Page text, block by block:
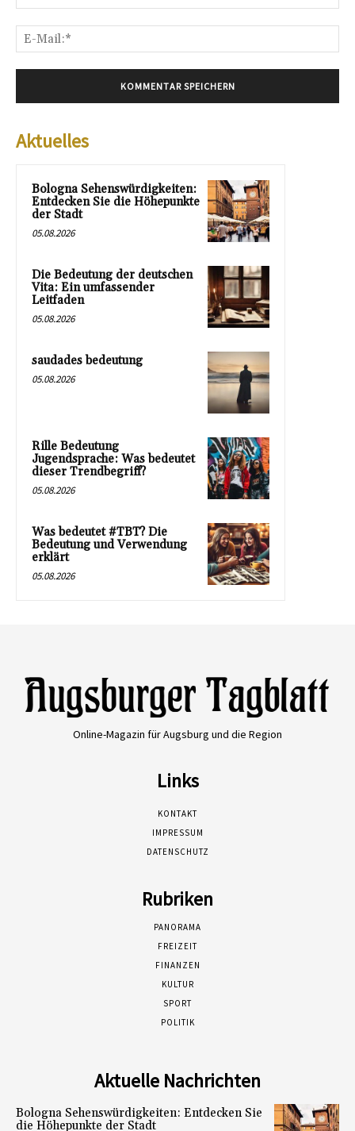
Aktuelles
Bologna Sehenswürdigkeiten:
Entdecken Sie die Höhepunkte
der Stadt
05.08.2026
Die Bedeutung der deutschen
Vita: Ein umfassender
Leitfaden
05.08.2026
saudades bedeutung
05.08.2026
Rille Bedeutung
Jugendsprache: Was bedeutet
dieser Trendbegriff?
05.08.2026
Was bedeutet #TBT? Die
Bedeutung und Verwendung
erklärt
05.08.2026
Online-Magazin für Augsburg und die Region
Links
KONTAKT
IMPRESSUM
DATENSCHUTZ
Rubriken
PANORAMA
FREIZEIT
FINANZEN
KULTUR
SPORT
POLITIK
Aktuelle Nachrichten
Bologna Sehenswürdigkeiten: Entdecken Sie
die Höhepunkte der Stadt